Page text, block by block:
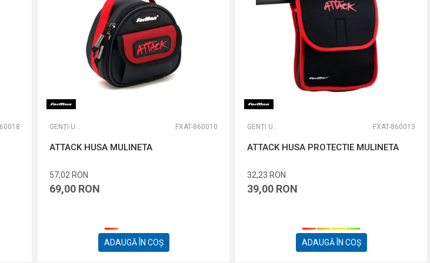
GENȚI UNIVERSALE FXAT-860010
ATTACK HUSA MULINETA
57,02 RON
69,00 RON
ADAUGĂ ÎN COȘ
GENȚI UNIVERSALE FXAT-860013
ATTACK HUSA PROTECTIE MULINETA
32,23 RON
39,00 RON
ADAUGĂ ÎN COȘ